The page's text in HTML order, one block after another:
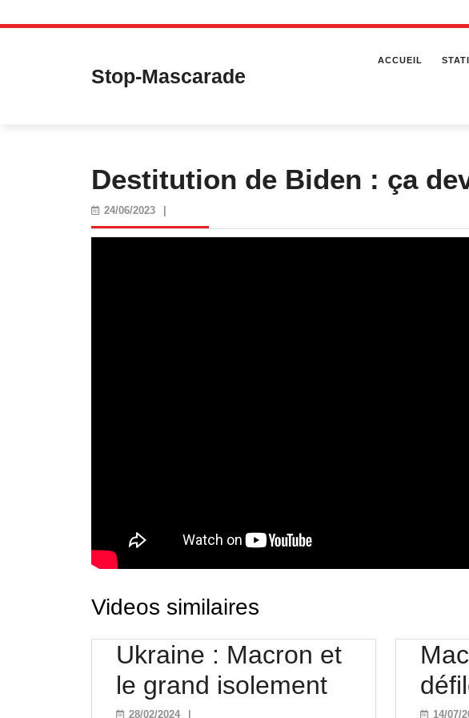
Skip
Stop-Mascarade
ACCUEIL
Destitution de Biden : ça
24/06/202324/06/2023
Videos similaires
Ukraine : Macron et
le grand isolementUkraine
28/02/202428/02/2024 14/07/